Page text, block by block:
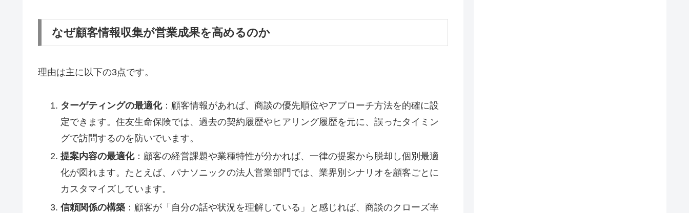
なぜ顧客情報収集が営業成果を高めるのか
理由は主に以下の3点です。
ターゲティングの最適化：顧客情報があれば、商談の優先順位やアプローチ方法を的確に設
定できます。住友生命保険では、過去の契約履歴やヒアリング履歴を元に、誤ったタイミン
グで訪問するのを防いでいます。
提案内容の最適化：顧客の経営課題や業種特性が分かれば、一律の提案から脱却し個別最適
化が図れます。たとえば、パナソニックの法人営業部門では、業界別シナリオを顧客ごとに
カスタマイズしています。
信頼関係の構築：顧客が「自分の話や状況を理解している」と感じれば、商談のクローズ率